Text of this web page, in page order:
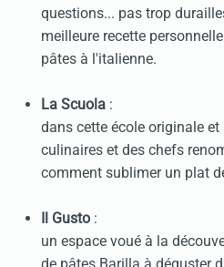
questions... pas trop
meilleure recette
pâtes à l'italienne.
La Scuola :
dans cette école originale
culinaires et des chefs
comment sublimer un plat
Il Gusto :
un espace voué à la